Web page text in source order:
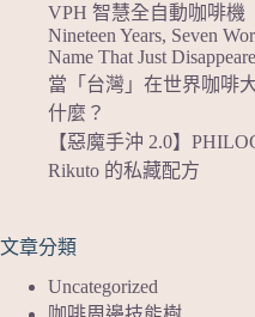
VPH 智慧全自動咖啡機
Nineteen Years, Seven
Name That Just
當「台灣」在世界咖啡
什麼？
【惡魔手沖 2.0】
Rikuto 的私藏配方
文章分類
Uncategorized